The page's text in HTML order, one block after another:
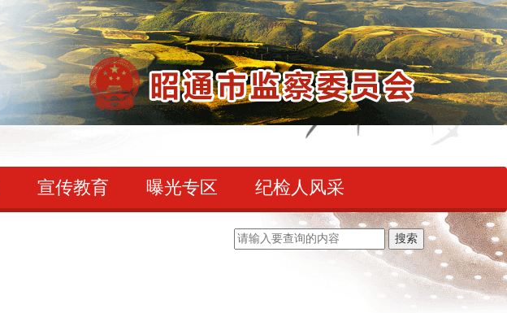
宣传教育 曝光专区 纪检人风采